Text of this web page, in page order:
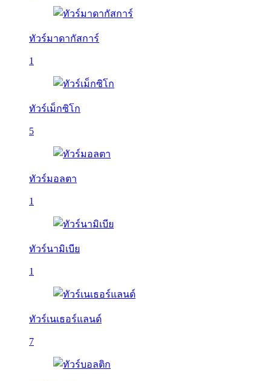
ทัวร์มาดากัสการ์
1
ทัวร์เม็กซิโก
5
ทัวร์มอลตา
1
ทัวร์นามิเบีย
1
ทัวร์เนเธอร์แลนด์
7